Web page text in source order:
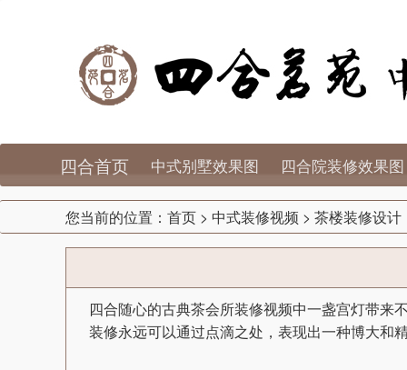
四合首页 中式别墅效果图 四合院装修效果图
您当前的位置： 首页 > 中式装修视频 > 茶楼装修设计
四合随心的古典茶会所装修视频中一盏宫灯带来
装修永远可以通过点滴之处，表现出一种博大和